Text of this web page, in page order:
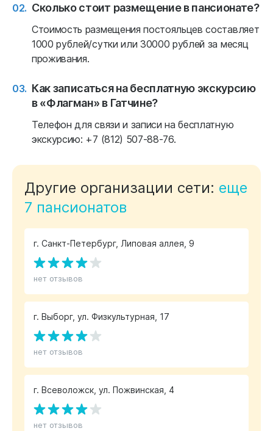
Сколько стоит размещение в пансионате?
Стоимость размещения постояльцев составляет
1000 рублей/сутки или 30000 рублей за месяц
проживания.
Как записаться на бесплатную экскурсию
в «Флагман» в Гатчине?
Телефон для связи и записи на бесплатную
экскурсию: +7 (812) 507-88-76.
Другие организации сети: еще
7 пансионатов
г. Санкт-Петербург, Липовая аллея, 9
нет отзывов
г. Выборг, ул. Физкультурная, 17
нет отзывов
г. Всеволожск, ул. Пожвинская, 4
нет отзывов